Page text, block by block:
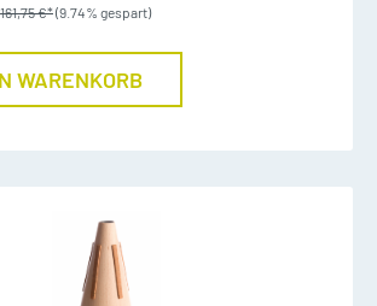
161,75 €*(9.74% gespart)
WARENKORB